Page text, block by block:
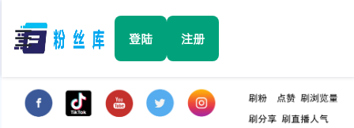
☰ 登陆 注册
Facebook